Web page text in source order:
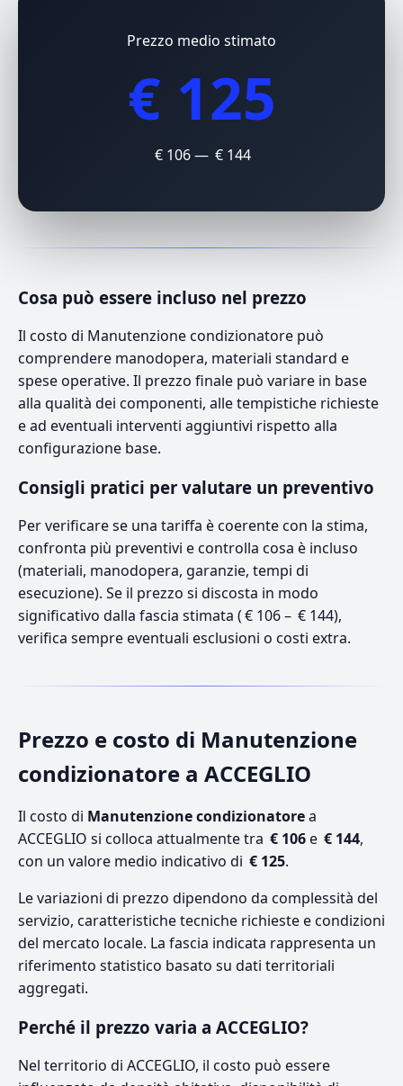
Prezzo medio stimato
€ 125
€ 106 — € 144
Cosa può essere incluso nel prezzo
Il costo di Manutenzione condizionatore può
comprendere manodopera, materiali standard e
spese operative. Il prezzo finale può variare in base
alla qualità dei componenti, alle tempistiche richieste
e ad eventuali interventi aggiuntivi rispetto alla
configurazione base.
Consigli pratici per valutare un preventivo
Per verificare se una tariffa è coerente con la stima,
confronta più preventivi e controlla cosa è incluso
(materiali, manodopera, garanzie, tempi di
esecuzione). Se il prezzo si discosta in modo
significativo dalla fascia stimata ( € 106 – € 144),
verifica sempre eventuali esclusioni o costi extra.
Prezzo e costo di Manutenzione
condizionatore a ACCEGLIO
Il costo di Manutenzione condizionatorea
ACCEGLIO si colloca attualmente tra € 106e € 144,
con un valore medio indicativo di € 125.
Le variazioni di prezzo dipendono da complessità del
servizio, caratteristiche tecniche richieste e condizioni
del mercato locale. La fascia indicata rappresenta un
riferimento statistico basato su dati territoriali
aggregati.
Perché il prezzo varia a ACCEGLIO?
Nel territorio di ACCEGLIO, il costo può essere